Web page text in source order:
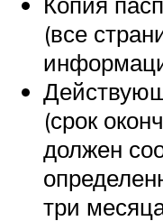
(все
(срок
должен
три